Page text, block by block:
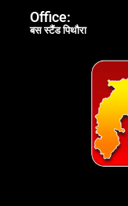
Office:
बस स्टैंड पिथौरा